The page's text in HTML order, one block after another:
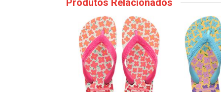
Produtos Relacionados